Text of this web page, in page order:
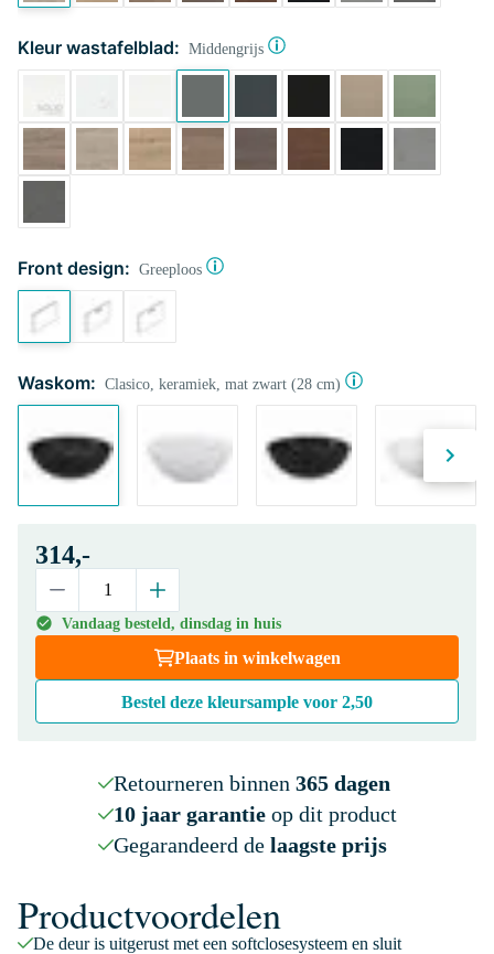
Kleur wastafelblad: Middengrijs
Front design: Greeploos
Waskom: Clasico, keramiek, mat zwart (28 cm)
314,-
Vandaag besteld, dinsdag in huis
Plaats in winkelwagen
Bestel deze kleursample voor 2,50
Retourneren binnen 365 dagen
10 jaar garantieop dit product
Gegarandeerd de laagste prijs
Productvoordelen
De deur is uitgerust met een softclosesysteem en sluit